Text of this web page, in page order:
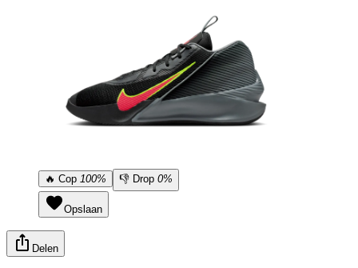
🔥 Cop 100% 👎 Drop 0%
Opslaan
Delen